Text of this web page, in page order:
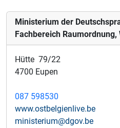
Ministerium der
Fachbereich Raumordnung,
Hütte 79/22
4700 Eupen
087 598530
www.ostbelgienlive.be
ministerium@dgov.be